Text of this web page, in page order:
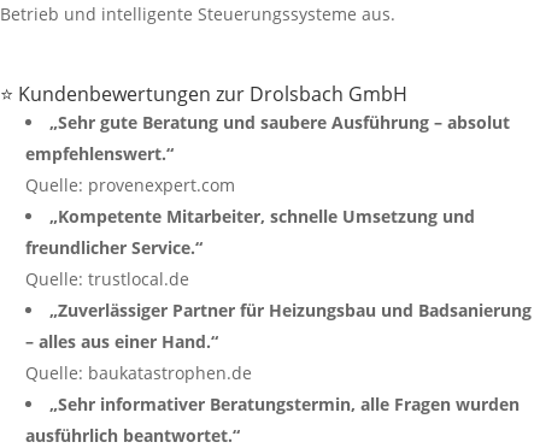
Betrieb und intelligente Steuerungssysteme aus.
⭐ Kundenbewertungen zur Drolsbach GmbH
„Sehr gute Beratung und saubere Ausführung – absolut
empfehlenswert.“
Quelle: provenexpert.com
„Kompetente Mitarbeiter, schnelle Umsetzung und
freundlicher Service.“
Quelle: trustlocal.de
„Zuverlässiger Partner für Heizungsbau und Badsanierung
– alles aus einer Hand.“
Quelle: baukatastrophen.de
„Sehr informativer Beratungstermin, alle Fragen wurden
ausführlich beantwortet.“